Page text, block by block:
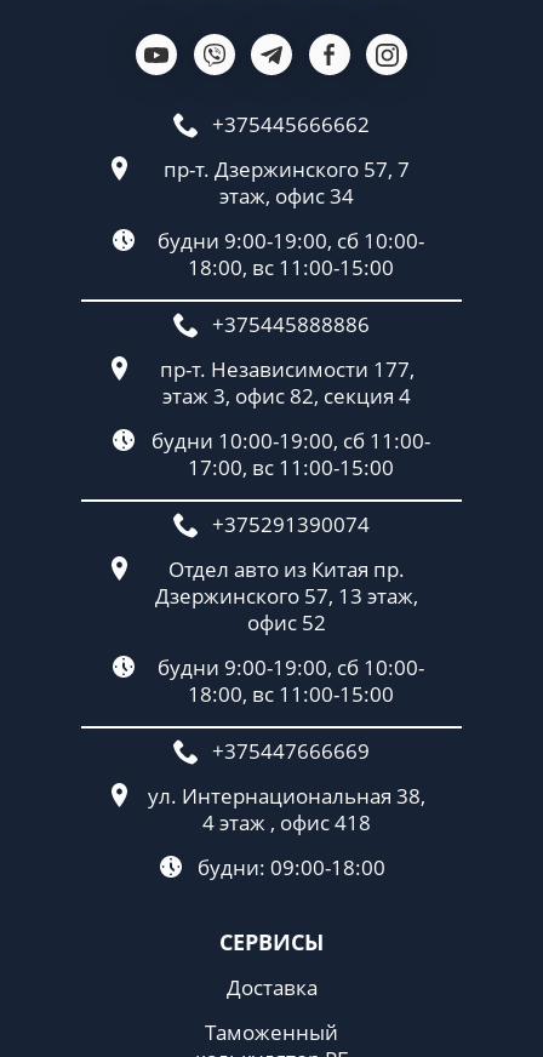
СЕРВИСЫ
Доставка
Таможенный
+375445666662
пр-т. Дзержинского 57, 7
этаж, офис 34
будни 9:00-19:00, сб 10:00-
18:00, вс 11:00-15:00
+375445888886
пр-т. Независимости 177,
этаж 3, офис 82, секция 4
будни 10:00-19:00, сб 11:00-
17:00, вс 11:00-15:00
+375291390074
Отдел авто из Китая пр.
Дзержинского 57, 13 этаж,
офис 52
будни 9:00-19:00, сб 10:00-
18:00, вс 11:00-15:00
+375447666669
ул. Интернациональная 38,
4 этаж , офис 418
будни: 09:00-18:00